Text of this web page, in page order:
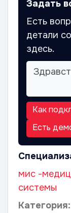
Задать
Есть
детали
здесь.
Как
Есть
мис -
системы
Категория: